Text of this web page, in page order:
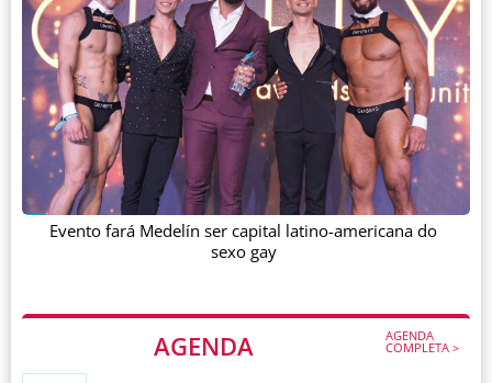
AGENDA AGENDA
COMPLETA >
Evento fará Medelín ser capital latino-americana do
sexo gay